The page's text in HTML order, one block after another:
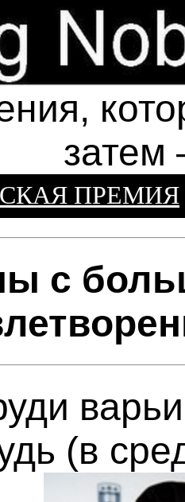
затем
ПРЕМИЯ
с
(в